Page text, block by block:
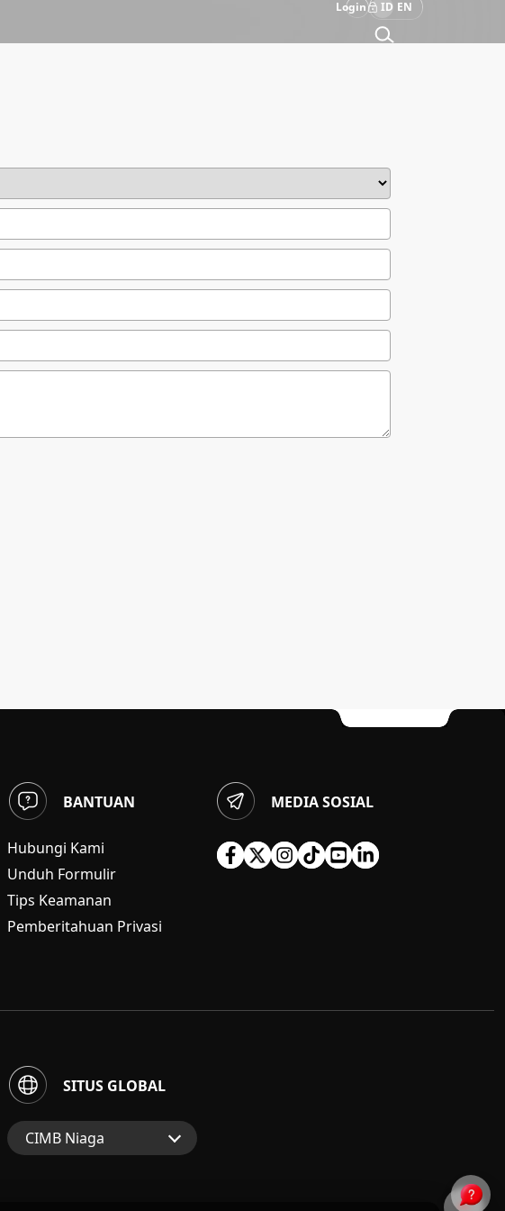
Login ID EN
BANTUAN
Hubungi Kami
Unduh Formulir
Tips Keamanan
Pemberitahuan Privasi
MEDIA SOSIAL
SITUS GLOBAL
CIMB Niaga